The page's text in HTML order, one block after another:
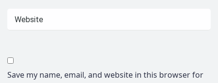
Save my name, email, and website in this browser for